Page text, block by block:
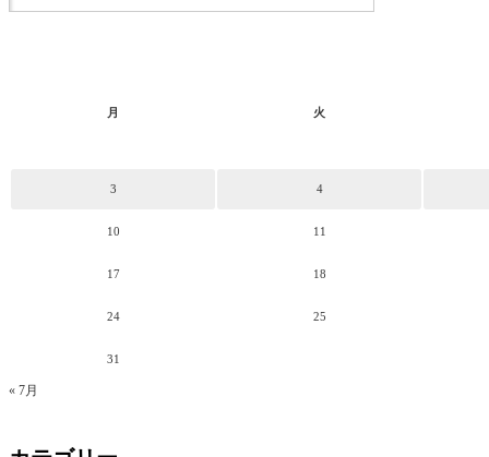
月 火
3 4
10 11
17 18
24 25
31
« 7月